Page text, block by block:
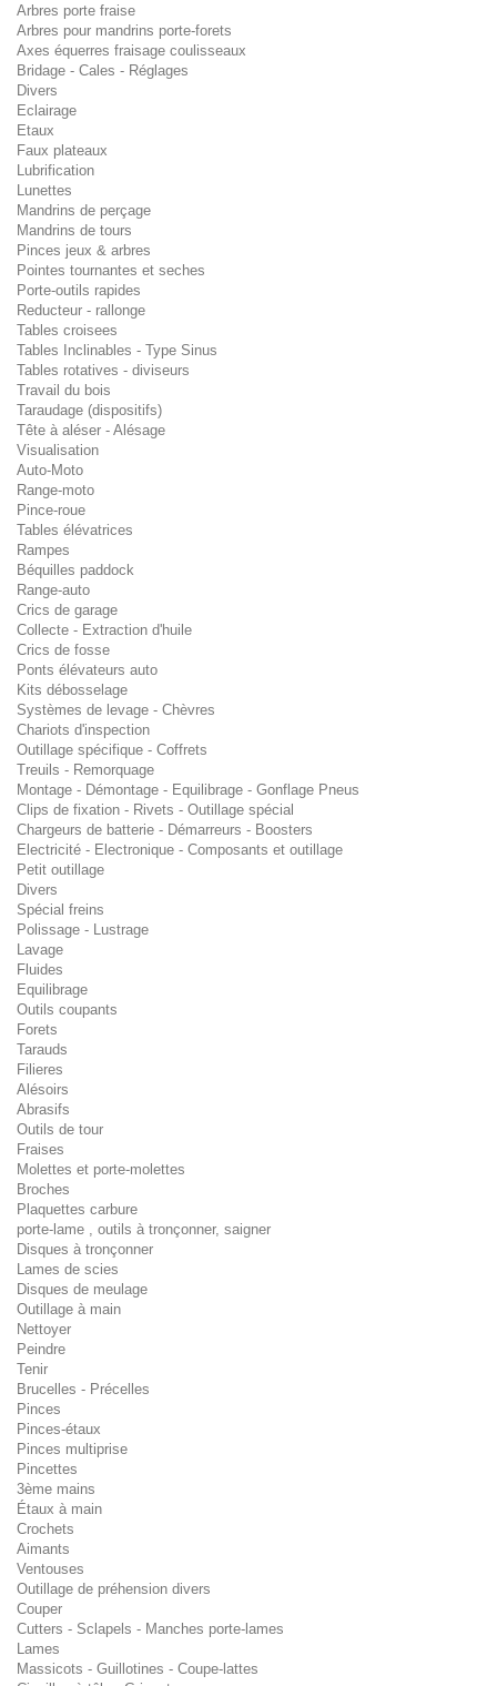
Arbres porte fraise
Arbres pour mandrins porte-forets
Axes équerres fraisage coulisseaux
Bridage - Cales - Réglages
Divers
Eclairage
Etaux
Faux plateaux
Lubrification
Lunettes
Mandrins de perçage
Mandrins de tours
Pinces jeux & arbres
Pointes tournantes et seches
Porte-outils rapides
Reducteur - rallonge
Tables croisees
Tables Inclinables - Type Sinus
Tables rotatives - diviseurs
Travail du bois
Taraudage (dispositifs)
Tête à aléser - Alésage
Visualisation
Auto-Moto
Range-moto
Pince-roue
Tables élévatrices
Rampes
Béquilles paddock
Range-auto
Crics de garage
Collecte - Extraction d'huile
Crics de fosse
Ponts élévateurs auto
Kits débosselage
Systèmes de levage - Chèvres
Chariots d'inspection
Outillage spécifique - Coffrets
Treuils - Remorquage
Montage - Démontage - Equilibrage - Gonflage Pneus
Clips de fixation - Rivets - Outillage spécial
Chargeurs de batterie - Démarreurs - Boosters
Electricité - Electronique - Composants et outillage
Petit outillage
Divers
Spécial freins
Polissage - Lustrage
Lavage
Fluides
Equilibrage
Outils coupants
Forets
Tarauds
Filieres
Alésoirs
Abrasifs
Outils de tour
Fraises
Molettes et porte-molettes
Broches
Plaquettes carbure
porte-lame , outils à tronçonner, saigner
Disques à tronçonner
Lames de scies
Disques de meulage
Outillage à main
Nettoyer
Peindre
Tenir
Brucelles - Précelles
Pinces
Pinces-étaux
Pinces multiprise
Pincettes
3ème mains
Étaux à main
Crochets
Aimants
Ventouses
Outillage de préhension divers
Couper
Cutters - Sclapels - Manches porte-lames
Lames
Massicots - Guillotines - Coupe-lattes